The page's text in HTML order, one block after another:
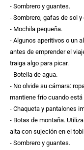
- Sombrero y guantes.
- Sombrero, gafas de sol y
- Mochila pequeña.
- Algunos aperitivos o un
antes de emprender el
traiga algo para picar.
- Botella de agua.
- No olvide su cámara:
mantiene frío cuando
- Chaqueta y pantalones
- Botas de montaña.
alta con sujeción en el
- Sombrero y guantes.